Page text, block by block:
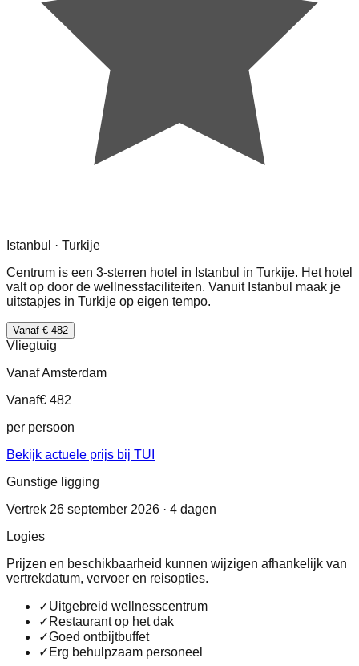
Istanbul · Turkije
Centrum is een 3-sterren hotel in Istanbul in Turkije. Het hotel
valt op door de wellnessfaciliteiten. Vanuit Istanbul maak je
uitstapjes in Turkije op eigen tempo.
Vanaf € 482
Vliegtuig
Vanaf Amsterdam
Vanaf€ 482
per persoon
Bekijk actuele prijs bij TUI
Gunstige ligging
Vertrek 26 september 2026 · 4 dagen
Logies
Prijzen en beschikbaarheid kunnen wijzigen afhankelijk van
vertrekdatum, vervoer en reisopties.
✓Uitgebreid wellnesscentrum
✓ Restaurant op het dak
✓Goed ontbijtbuffet
✓ Erg behulpzaam personeel